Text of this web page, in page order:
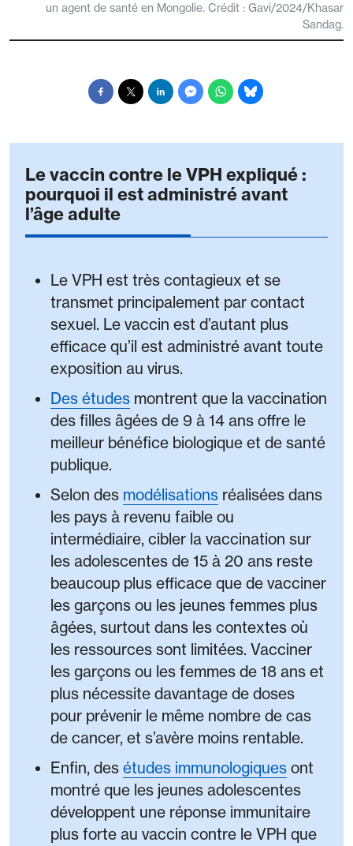
un agent de santé en Mongolie. Crédit : Gavi/2024/Khasar
Sandag.
Le vaccin contre le VPH expliqué :
pourquoi il est administré avant
l’âge adulte
Le VPH est très contagieux et se
transmet principalement par contact
sexuel. Le vaccin est d’autant plus
efficace qu’il est administré avant toute
exposition au virus.
Des études montrent que la vaccination
des filles âgées de 9 à 14 ans offre le
meilleur bénéfice biologique et de santé
publique.
Selon des modélisations réalisées dans
les pays à revenu faible ou
intermédiaire, cibler la vaccination sur
les adolescentes de 15 à 20 ans reste
beaucoup plus efficace que de vacciner
les garçons ou les jeunes femmes plus
âgées, surtout dans les contextes où
les ressources sont limitées. Vacciner
les garçons ou les femmes de 18 ans et
plus nécessite davantage de doses
pour prévenir le même nombre de cas
de cancer, et s’avère moins rentable.
Enfin, des études immunologiques ont
montré que les jeunes adolescentes
développent une réponse immunitaire
plus forte au vaccin contre le VPH que